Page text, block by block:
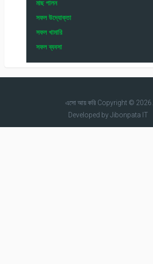
মাছ পালন
সফল উদ্যোক্তা
সফল খামারি
সফল ব্যবসা
এসো আয় করিCopyright © 2026.
Developed byJibonpata IT